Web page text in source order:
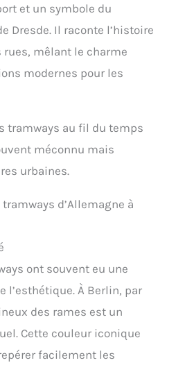
et un symbole du
Dresde. Il raconte l’histoire
rues, mêlant le charme
modernes pour les
tramways au fil du temps
méconnu mais
urbaines.
d’Allemagne à
ont souvent eu une
l’esthétique. À Berlin, par
des rames est un
Cette couleur iconique
facilement les